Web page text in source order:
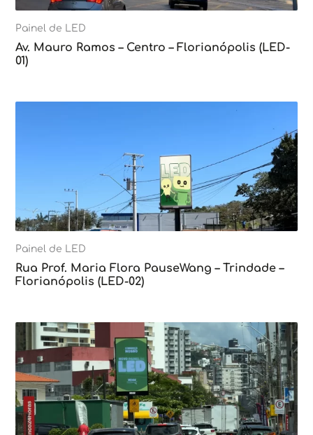
Painel de LED
Av. Mauro Ramos – Centro – Florianópolis (LED-
01)
Painel de LED
Rua Prof. Maria Flora PauseWang – Trindade –
Florianópolis (LED-02)